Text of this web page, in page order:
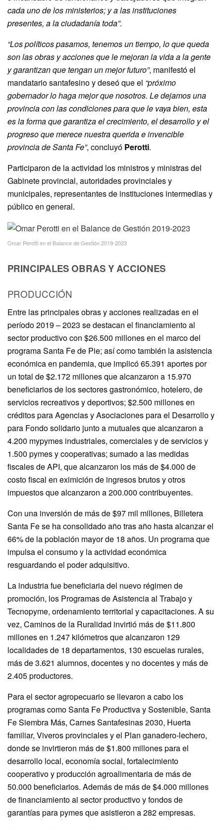
cada uno de los ministerios; y a las instituciones
presentes, a la ciudadanía toda”.
“Los políticos pasamos, tenemos un tiempo, lo que queda
son las obras y acciones que le mejoran la vida a la gente
y garantizan que tengan un mejor futuro”, manifestó el
mandatario santafesino y deseó que el “próximo
gobernador lo haga mejor que nosotros. Le dejamos una
provincia con las condiciones para que le vaya bien, esta
es la forma que garantiza el crecimiento, el desarrollo y el
progreso que merece nuestra querida e invencible
provincia de Santa Fe”, concluyó Perotti.
Participaron de la actividad los ministros y ministras del
Gabinete provincial, autoridades provinciales y
municipales, representantes de instituciones intermedias y
público en general.
Omar Perotti en el Balance de Gestión 2019-2023
PRINCIPALES OBRAS Y ACCIONES
PRODUCCIÓN
Entre las principales obras y acciones realizadas en el
período 2019 – 2023 se destacan el financiamiento al
sector productivo con $26.500 millones en el marco del
programa Santa Fe de Pie; así como también la asistencia
económica en pandemia, que implicó 65.391 aportes por
un total de $2.172 millones que alcanzaron a 15.970
beneficiarios de los sectores gastronómico, hotelero, de
servicios recreativos y deportivos; $2.500 millones en
créditos para Agencias y Asociaciones para el Desarrollo y
para Fondo solidario junto a mutuales que alcanzaron a
4.200 mypymes industriales, comerciales y de servicios y
1.500 pymes y cooperativas; sumado a las medidas
fiscales de API, que alcanzaron los más de $4.000 de
costo fiscal en eximición de ingresos brutos y otros
impuestos que alcanzaron a 200.000 contribuyentes.
Con una inversión de más de $97 mil millones, Billetera
Santa Fe se ha consolidado año tras año hasta alcanzar el
66% de la población mayor de 18 años. Un programa que
impulsa el consumo y la actividad económica
resguardando el poder adquisitivo.
La industria fue beneficiaria del nuevo régimen de
promoción, los Programas de Asistencia al Trabajo y
Tecnopyme, ordenamiento territorial y capacitaciones. A su
vez, Caminos de la Ruralidad invirtió más de $11.800
millones en 1.247 kilómetros que alcanzaron 129
localidades de 18 departamentos, 130 escuelas rurales,
más de 3.621 alumnos, docentes y no docentes y más de
2.405 productores.
Para el sector agropecuario se llevaron a cabo los
programas como Santa Fe Productiva y Sostenible, Santa
Fe Siembra Más, Carnes Santafesinas 2030, Huerta
familiar, Viveros provinciales y el Plan ganadero-lechero,
donde se invirtieron más de $1.800 millones para el
desarrollo local, economía social, fortalecimiento
cooperativo y producción agroalimentaria de más de
50.000 beneficiarios. Además de más de $4.000 millones
de financiamiento al sector productivo y fondos de
garantías para pymes que asistieron a 282 empresas.